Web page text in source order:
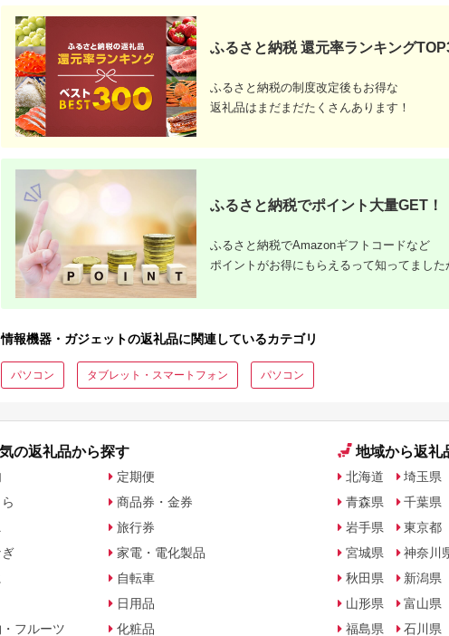
ふるさと納税 還元率ランキング
ふるさと納税の制度改定後もお得な
返礼品はまだまだたくさんあります！
ふるさと納税でポイント大量GET！
ふるさと納税でAmazonギフトコードなど
ポイントがお得にもらえるって知ってました
情報機器・ガジェットの返礼品に関連しているカテゴリ
パソコン タブレット・スマートフォン パソコン
の返礼品から探す
ぎ
フルーツ
定期便
商品券・金券
旅行券
家電・電化製品
自転車
日用品
化粧品
地域から返礼
北海道
青森県
岩手県
宮城県
秋田県
山形県
福島県
埼玉県
千葉県
東京都
神奈川
新潟県
富山県
石川県